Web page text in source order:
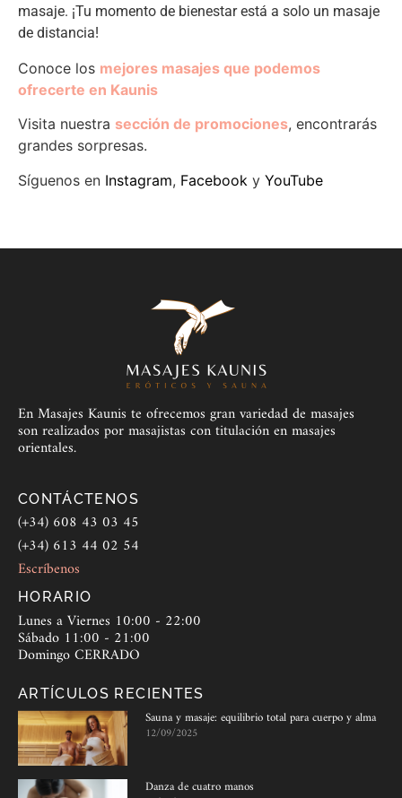
masaje. ¡Tu momento de bienestar está a solo un masaje
de distancia!
Conoce los mejores masajes que podemos
ofrecerte en Kaunis
Visita nuestra sección de promociones, encontrarás
grandes sorpresas.
Síguenos en Instagram, Facebook y YouTube
En Masajes Kaunis te ofrecemos gran variedad de masajes
son realizados por masajistas con titulación en masajes
orientales.
CONTÁCTENOS
(+34) 608 43 03 45
(+34) 613 44 02 54
Escríbenos
HORARIO
Lunes a Viernes 10:00 - 22:00
Sábado 11:00 - 21:00
Domingo CERRADO
ARTÍCULOS RECIENTES
Sauna y masaje: equilibrio total para cuerpo y alma
12/09/2025
Danza de cuatro manos